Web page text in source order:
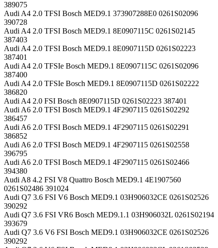
389075
Audi A4 2.0 TFSI Bosch MED9.1 373907288E0 0261S02096
390728
Audi A4 2.0 TFSI Bosch MED9.1 8E0907115C 0261S02145
387403
Audi A4 2.0 TFSI Bosch MED9.1 8E0907115D 0261S02223
387401
Audi A4 2.0 TFSIe Bosch MED9.1 8E0907115C 0261S02096
387400
Audi A4 2.0 TFSIe Bosch MED9.1 8E0907115D 0261S02222
386820
Audi A4 2.0 FSI Bosch 8E0907115D 0261S02223 387401
Audi A6 2.0 TFSI Bosch MED9.1 4F2907115 0261S02292
386457
Audi A6 2.0 TFSI Bosch MED9.1 4F2907115 0261S02291
386852
Audi A6 2.0 TFSI Bosch MED9.1 4F2907115 0261S02558
396795
Audi A6 2.0 TFSI Bosch MED9.1 4F2907115 0261S02466
394380
Audi A8 4.2 FSI V8 Quattro Bosch MED9.1 4E1907560
0261S02486 391024
Audi Q7 3.6 FSI V6 Bosch MED9.1 03H906032CE 0261S02526
390292
Audi Q7 3.6 FSI VR6 Bosch MED9.1.1 03H906032L 0261S02194
393679
Audi Q7 3.6 V6 FSI Bosch MED9.1 03H906032CE 0261S02526
390292